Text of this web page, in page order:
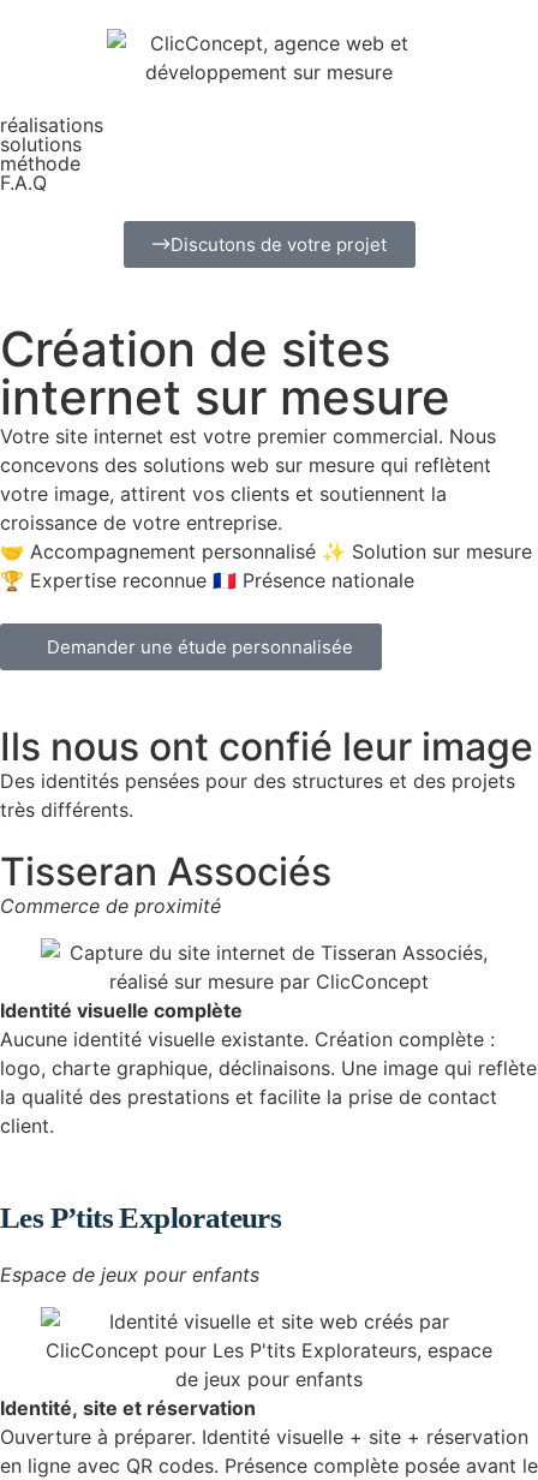
réalisations
solutions
méthode
F.A.Q
Discutons de votre projet
Création de sites
internet sur mesure
Votre site internet est votre premier commercial. Nous
concevons des solutions web sur mesure qui reflètent
votre image, attirent vos clients et soutiennent la
croissance de votre entreprise.
🤝 Accompagnement personnalisé ✨ Solution sur mesure
🏆 Expertise reconnue 🇫🇷 Présence nationale
Demander une étude personnalisée
Ils nous ont confié leur image
Des identités pensées pour des structures et des projets
très différents.
Tisseran Associés​
Commerce de proximité
Identité visuelle complète
Aucune identité visuelle existante. Création complète :
logo, charte graphique, déclinaisons. Une image qui reflète
la qualité des prestations et facilite la prise de contact
client.
Les P’tits Explorateurs
Espace de jeux pour enfants
Identité, site et réservation
Ouverture à préparer. Identité visuelle + site + réservation
en ligne avec QR codes. Présence complète posée avant le